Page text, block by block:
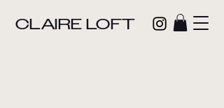
CLAIRE LOFT